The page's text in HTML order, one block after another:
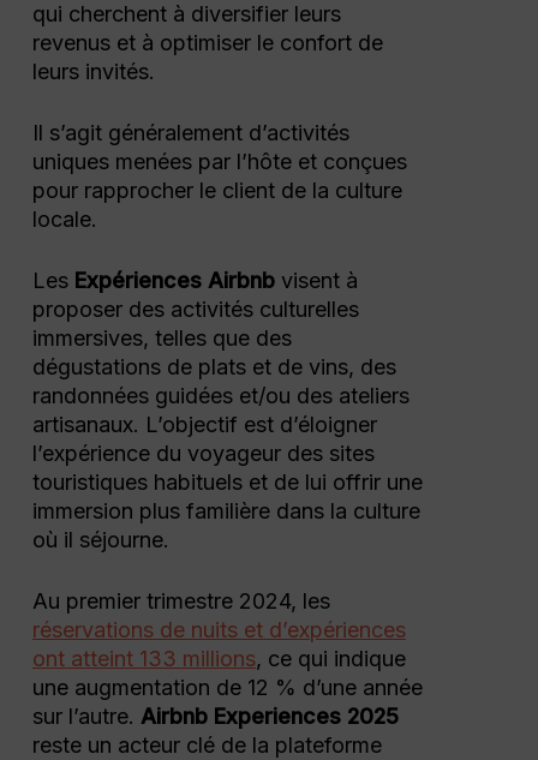
qui cherchent à diversifier leurs
revenus et à optimiser le confort de
leurs invités.
Il s’agit généralement d’activités
uniques menées par l’hôte et conçues
pour rapprocher le client de la culture
locale.
Les Expériences Airbnbvisent à
proposer des activités culturelles
immersives, telles que des
dégustations de plats et de vins, des
randonnées guidées et/ou des ateliers
artisanaux. L’objectif est d’éloigner
l’expérience du voyageur des sites
touristiques habituels et de lui offrir une
immersion plus familière dans la culture
où il séjourne.
Au premier trimestre 2024, les
réservations de nuits et d’expériences
ont atteint 133 millions, ce qui indique
une augmentation de 12 % d’une année
sur l’autre. Airbnb Experiences 2025
reste un acteur clé de la plateforme